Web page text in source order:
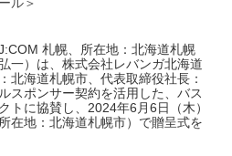
札幌、所在地：北海道札幌
一）は、株式会社レバンガ北海道
北海道札幌市、代表取締役社長：
スポンサー契約を活用した、バス
トに協賛し、2024年6月6日（木）
在地：北海道札幌市）で贈呈式を